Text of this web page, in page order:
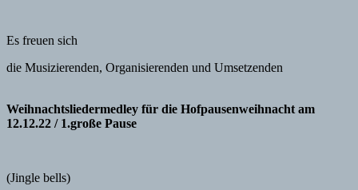
Es freuen sich
die Musizierenden, Organisierenden und Umsetzenden
Weihnachtsliedermedley für die Hofpausenweihnacht am
12.12.22 / 1.große Pause
(Jingle bells)